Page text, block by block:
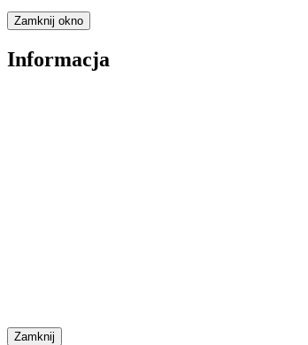
Zamknij okno
Informacja
Zamknij